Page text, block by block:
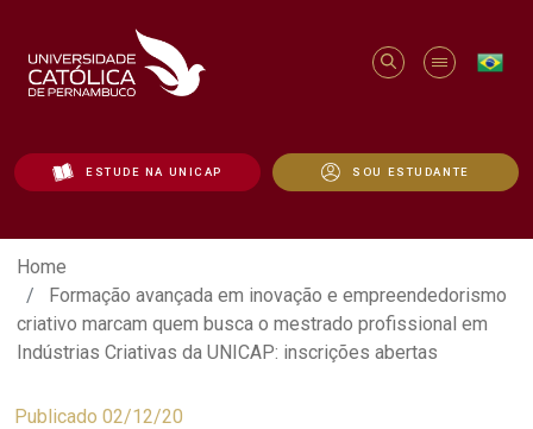
ESTUDE NA UNICAP SOU ESTUDANTE
Formação avançada em inovação e
Home
Formação avançada em inovação e empreendedorismo
criativo marcam quem busca o mestrado profissional em
Indústrias Criativas da UNICAP: inscrições abertas
Publicado 02/12/20